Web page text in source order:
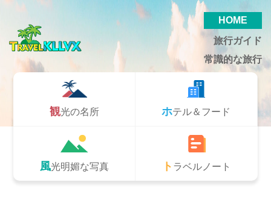
HOME
旅行ガイド
常識的な旅行
観光の名所 ホテル＆フード
風光明媚な写真 トラベルノート